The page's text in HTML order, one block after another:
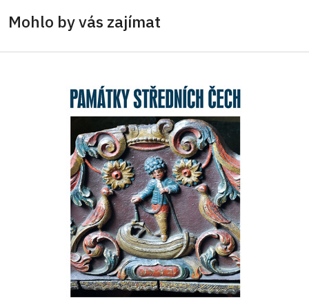
Mohlo by vás zajímat